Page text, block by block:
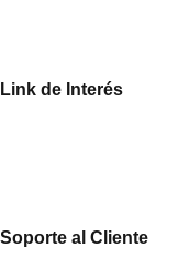
Link de Interés
Soporte al Cliente